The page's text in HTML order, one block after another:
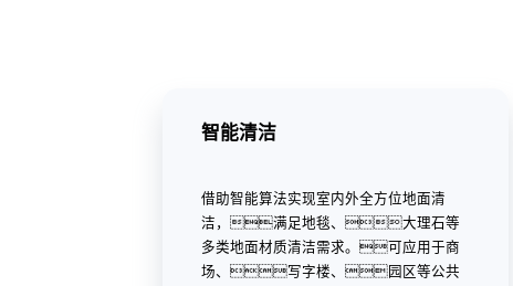
智能清洁
借助智能算法实现室内外全方位地面清
洁，满足地毯、大理石等
多类地面材质清洁需求。可应用于商
场、写字楼、园区等公共